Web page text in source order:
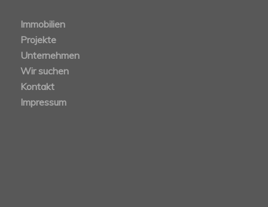
Immobilien
Projekte
Unternehmen
Wir suchen
Kontakt
Impressum